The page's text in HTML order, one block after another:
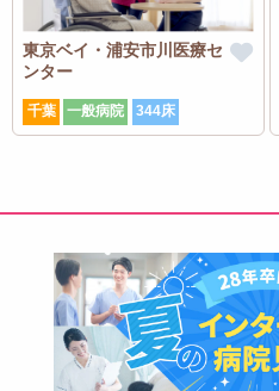
東京ベイ・浦安市川医療セ
ンター
千葉 一般病院 344床